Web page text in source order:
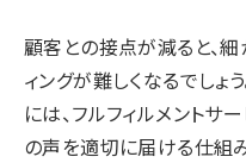
顧客との接点が減ると、
ィングが難しくなるでしょ
には、フルフィルメントサ
の声を適切に届ける仕組